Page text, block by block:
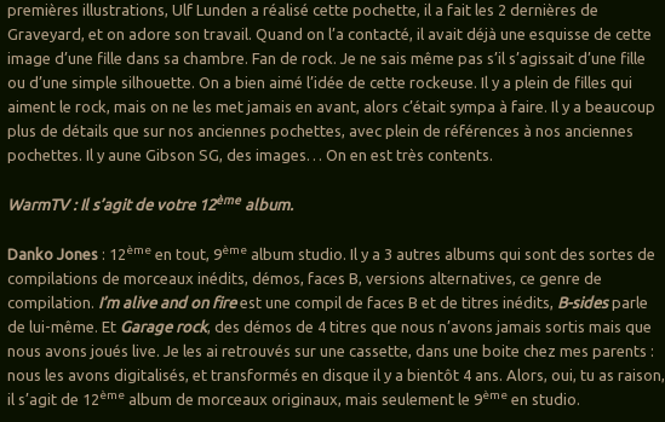
premières illustrations, Ulf Lunden a réalisé cette pochette, il a fait les 2 dernières de
Graveyard, et on adore son travail. Quand on l’a contacté, il avait déjà une esquisse de cette
image d’une fille dans sa chambre. Fan de rock. Je ne sais même pas s’il s’agissait d’une fille
ou d’une simple silhouette. On a bien aimé l’idée de cette rockeuse. Il y a plein de filles qui
aiment le rock, mais on ne les met jamais en avant, alors c’était sympa à faire. Il y a beaucoup
plus de détails que sur nos anciennes pochettes, avec plein de références à nos anciennes
pochettes. Il y aune Gibson SG, des images… On en est très contents.
WarmTV : Il s’agit de votre 12èmealbum.
Danko Jones : 12ème en tout, 9ème album studio. Il y a 3 autres albums qui sont des sortes de
compilations de morceaux inédits, démos, faces B, versions alternatives, ce genre de
compilation. I’m alive and on fireest une compil de faces B et de titres inédits, B-sidesparle
de lui-même. Et Garage rock, des démos de 4 titres que nous n’avons jamais sortis mais que
nous avons joués live. Je les ai retrouvés sur une cassette, dans une boite chez mes parents :
nous les avons digitalisés, et transformés en disque il y a bientôt 4 ans. Alors, oui, tu as raison,
il s’agit de 12ème album de morceaux originaux, mais seulement le 9ème en studio.